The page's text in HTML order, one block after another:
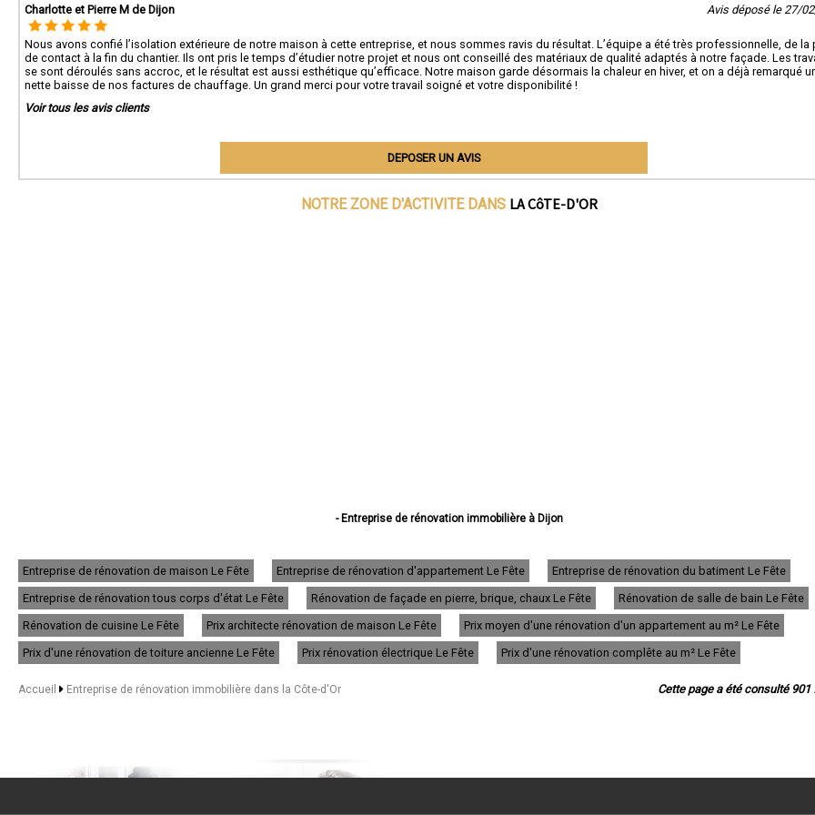
Charlotte et Pierre M de Dijon
Avis déposé le 27/
Nous avons confié l’isolation extérieure de notre maison à cette entreprise, et nous sommes ravis du résultat. L’équipe a été très professionnelle, de la
de contact à la fin du chantier. Ils ont pris le temps d’étudier notre projet et nous ont conseillé des matériaux de qualité adaptés à notre façade. Les
se sont déroulés sans accroc, et le résultat est aussi esthétique qu’efficace. Notre maison garde désormais la chaleur en hiver, et on a déjà remarqué
nette baisse de nos factures de chauffage. Un grand merci pour votre travail soigné et votre disponibilité !
Voir tous les avis clients
DEPOSER UN AVIS
NOTRE ZONE D'ACTIVITE DANS LA CôTE-D'OR
- Entreprise de rénovation immobilière à Dijon
- Entreprise de rénovation immobilière à Talant
- Entreprise de rénovation immobilière à Chevigny-Saint-Sauveur
- Entreprise de rénovation immobilière à Quetigny
- Entreprise de rénovation immobilière à Longvic
- Entreprise de rénovation immobilière à Fontaine-lès-Dijon
- Entreprise de rénovation immobilière à Auxonne
- Entreprise de rénovation immobilière à Saint-Apollinaire
- Entreprise de rénovation immobilière à Châtillon-sur-Seine
- Entreprise de rénovation immobilière à Is-sur-Tille
Entreprise de rénovation de maison Le Fête Entreprise de rénovation d'appartement Le Fête
Entreprise de rénovation du batiment Le Fête
Entreprise de rénovation tous corps d'état Le Fête
Rénovation de façade en pierre, brique, chaux Le Fête
Rénovation de salle de bain Le Fête
Rénovation de cuisine Le Fête
Prix architecte rénovation de maison Le Fête
Prix moyen d'une rénovation d'un appartement au m² Le Fête
Prix d'une rénovation de toiture ancienne Le Fête
Prix rénovation électrique Le Fête Prix d'une rénovation complête au m² Le Fête
Cette page a été consulté 901
Accueil Entreprise de rénovation immobilière dans la Côte-d'Or